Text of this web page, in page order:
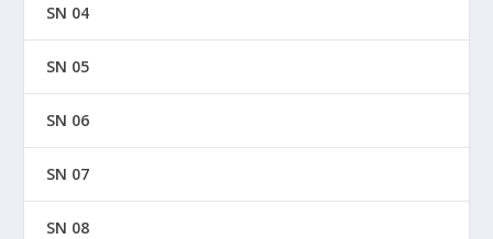
SN 04
SN 05
SN 06
SN 07
SN 08